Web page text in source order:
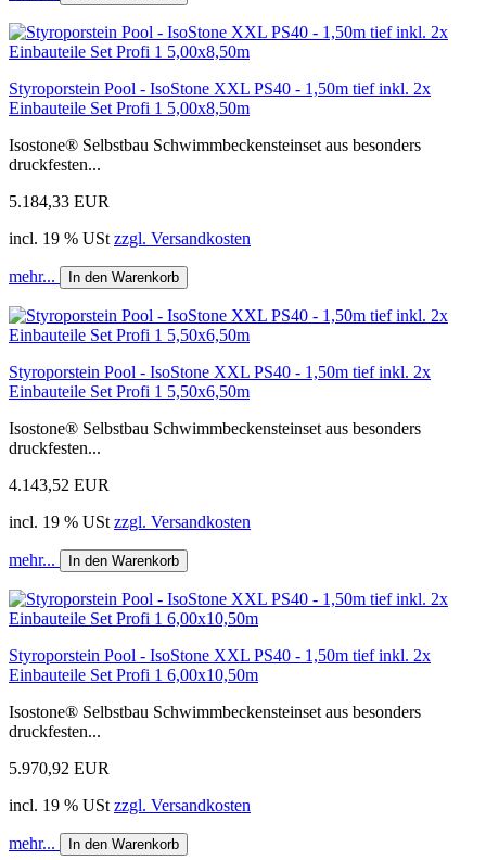
Styroporstein Pool - IsoStone XXL PS40 - 1,50m tief inkl. 2x
Einbauteile Set Profi 1 5,00x8,50m
Isostone® Selbstbau Schwimmbeckensteinset aus besonders
druckfesten...
5.184,33 EUR
incl. 19 % USt zzgl. Versandkosten
mehr... In den Warenkorb
Styroporstein Pool - IsoStone XXL PS40 - 1,50m tief inkl. 2x
Einbauteile Set Profi 1 5,50x6,50m
Isostone® Selbstbau Schwimmbeckensteinset aus besonders
druckfesten...
4.143,52 EUR
incl. 19 % USt zzgl. Versandkosten
mehr... In den Warenkorb
Styroporstein Pool - IsoStone XXL PS40 - 1,50m tief inkl. 2x
Einbauteile Set Profi 1 6,00x10,50m
Isostone® Selbstbau Schwimmbeckensteinset aus besonders
druckfesten...
5.970,92 EUR
incl. 19 % USt zzgl. Versandkosten
mehr... In den Warenkorb